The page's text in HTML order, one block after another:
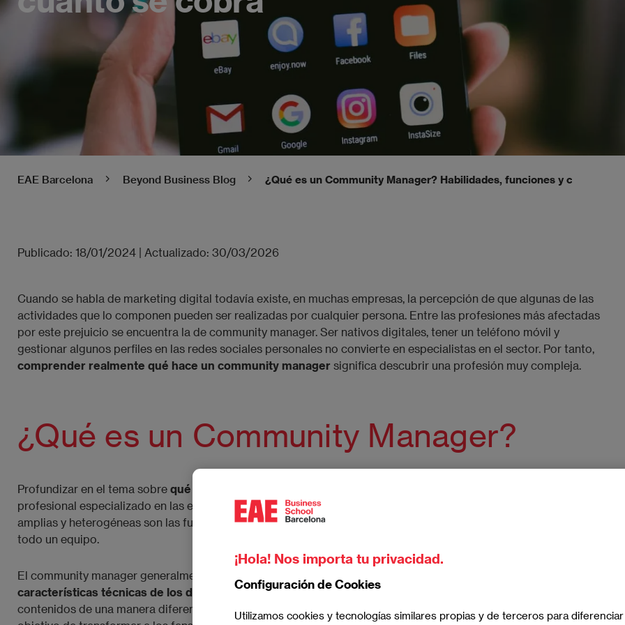
EAE Barcelona Beyond Business Blog ¿Qué es un Community Manager? Habilidades, funciones y cuánto se
Publicado: 18/01/2024 | Actualizado: 30/03/2026
Cuando se habla de marketing digital todavía existe, en muchas empresas, la percepción de que algunas de las
actividades que lo componen pueden ser realizadas por cualquier persona. Entre las profesiones más afectadas
por este prejuicio se encuentra la de community manager. Ser nativos digitales, tener un teléfono móvil y
gestionar algunos perfiles en las redes sociales personales no convierte en especialistas en el sector. Por tanto,
comprender realmente qué hace un community manager significa descubrir una profesión muy compleja.
¿Qué es un Community Manager?
Profundizar en el tema sobre qué es un community manager, qué hace
profesional especializado en las empresas, significa elencar una cantidad considerable de habilidades. Tan
amplias y heterogéneas son las funciones de un community manager que en algunos casos abarcan el trabajo de
todo un equipo.
El community manager generalmente tiene alma creativa y estratégica,
características técnicas de los diferentes canales digitales, se mantiene actualizado, sabe expresar los
contenidos de una manera diferente y es capaz de relacionarse correctamente con la audiencia. Todo ello con el
¡Hola! Nos importa tu privacidad.
Configuración de Cookies
Utilizamos cookies y tecnologías similares propias y de terceros para